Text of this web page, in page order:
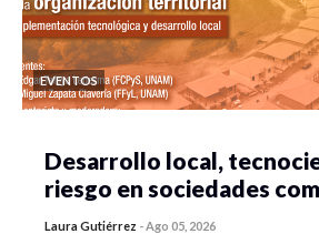
EVENTOS
Desarrollo local,
riesgo en sociedades
Laura Gutiérrez -Ago 05, 2026